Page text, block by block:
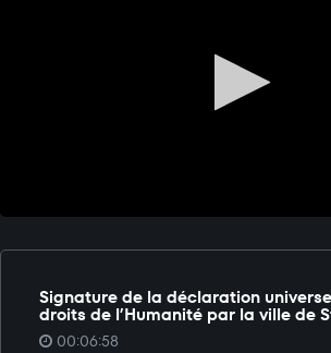
Signature de la déclaration
droits de l’Humanité par la ville de
00:06:58